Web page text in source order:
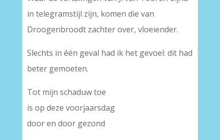
in telegramstijl zijn, komen die van
Droogenbroodt zachter over, vloeiender.
Slechts in één geval had ik het gevoel: dit had
beter gemoeten.
Tot mijn schaduw toe
is op deze voorjaarsdag
door en door gezond